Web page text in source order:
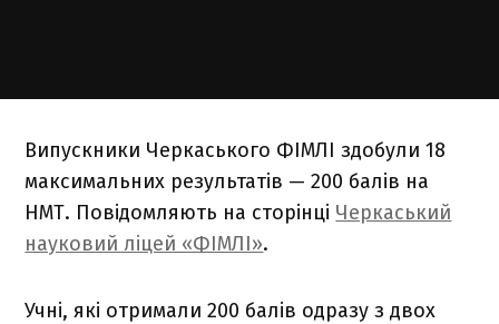
Випускники Черкаського ФІМЛІ здобули 18
максимальних результатів — 200 балів на
НМТ. Повідомляють на сторінці Черкаський
науковий ліцей «ФІМЛІ».
Учні, які отримали 200 балів одразу з двох